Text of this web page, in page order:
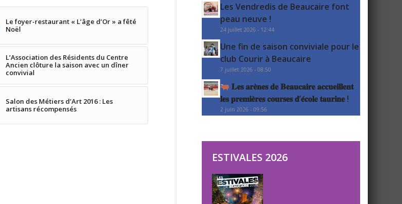
Le foyer-restaurant « L’âge d’Or » a fêté
Noël
L’Association des Résidents du Centre
Ancien clôture la saison avec un dîner
convivial
Salon des Métiers d’Art 2016 : Les
artisans récompensés
Les Vendredis de Beaucaire font
peau neuve !
24 juillet 2026 - 12:44
Une fin de saison conviviale pour le
club Courir à Beaucaire
7 juillet 2026 - 08:50
𝐋𝐞𝐬 𝐚𝐫𝐞̀𝐧𝐞𝐬 𝐝𝐞 𝐁𝐞𝐚𝐮𝐜𝐚𝐢𝐫𝐞 𝐚𝐜𝐜𝐮𝐞𝐢𝐥𝐥𝐞𝐧𝐭
𝐥𝐞𝐬 𝐩𝐫𝐞𝐦𝐢𝐞̀𝐫𝐞𝐬 𝐜𝐨𝐮𝐫𝐬𝐞𝐬 𝐝’𝐞́𝐜𝐨𝐥𝐞 𝐭𝐚𝐮𝐫𝐢𝐧𝐞 !
2 juin 2026 - 09:56
ESTIVALES 2026